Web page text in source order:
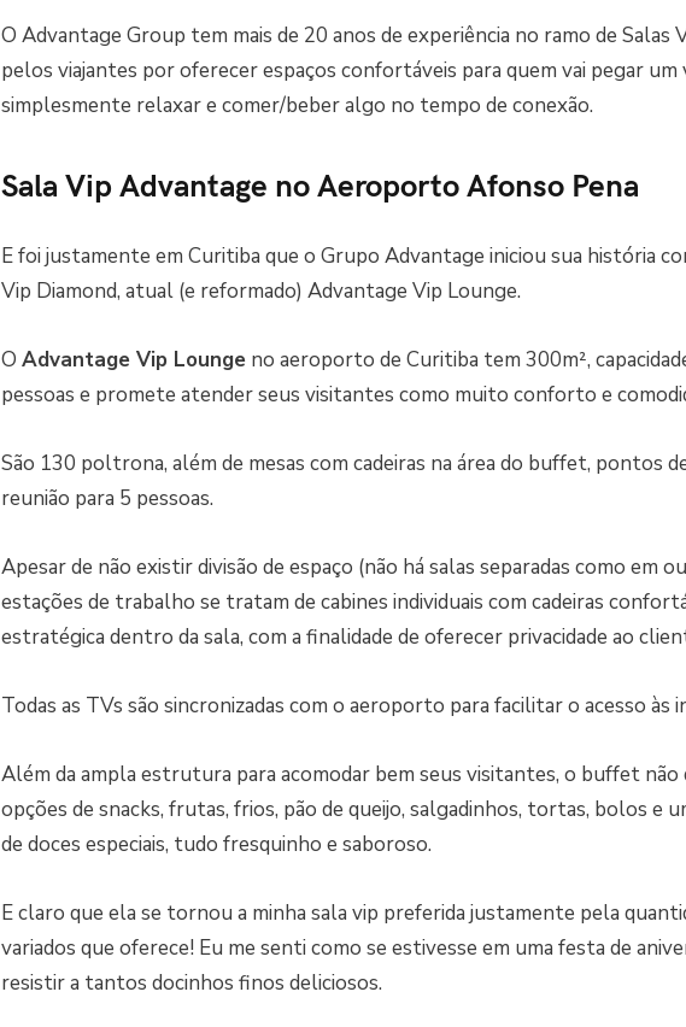
O Advantage Group tem mais de 20 anos de experiência no ramo de Salas
pelos viajantes por oferecer espaços confortáveis para quem vai pegar
simplesmente relaxar e comer/beber algo no tempo de conexão.
Sala Vip Advantage no Aeroporto Afonso Pena
E foi justamente em Curitiba que o Grupo Advantage iniciou sua história
Vip Diamond, atual (e reformado) Advantage Vip Lounge.
O Advantage Vip Lounge no aeroporto de Curitiba tem 300m²,
pessoas e promete atender seus visitantes como muito conforto e
São 130 poltrona, além de mesas com cadeiras na área do buffet, pontos
reunião para 5 pessoas.
Apesar de não existir divisão de espaço (não há salas separadas como em
estações de trabalho se tratam de cabines individuais com cadeiras
estratégica dentro da sala, com a finalidade de oferecer privacidade ao
Todas as TVs são sincronizadas com o aeroporto para facilitar o acesso às
Além da ampla estrutura para acomodar bem seus visitantes, o buffet não
opções de snacks, frutas, frios, pão de queijo, salgadinhos, tortas, bolos e
de doces especiais, tudo fresquinho e saboroso.
E claro que ela se tornou a minha sala vip preferida justamente pela
variados que oferece! Eu me senti como se estivesse em uma festa de
resistir a tantos docinhos finos deliciosos.